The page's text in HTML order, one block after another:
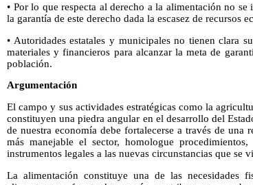
• Por lo que respecta al derecho a la alimentación no
la garantía de este derecho dada la escasez de recursos
• Autoridades estatales y municipales no tienen clara
materiales y financieros para alcanzar la meta de
población.
Argumentación
El campo y sus actividades estratégicas como la
constituyen una piedra angular en el desarrollo del
de nuestra economía debe fortalecerse a través de
más manejable el sector, homologue
instrumentos legales a las nuevas circunstancias que se
La alimentación constituye una de las necesidades